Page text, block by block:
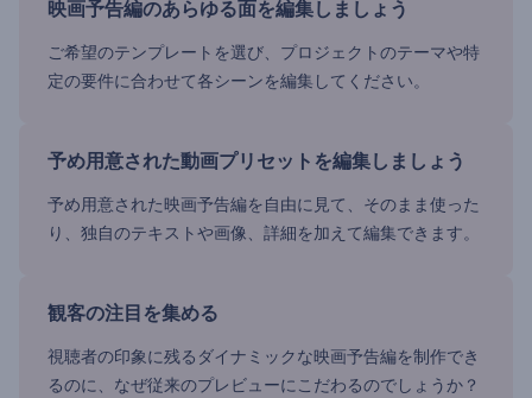
映画予告編のあらゆる面を編集しましょう
ご希望のテンプレートを選び、プロジェクトのテーマや特
定の要件に合わせて各シーンを編集してください。
予め用意された動画プリセットを編集しましょう
予め用意された映画予告編を自由に見て、そのまま使った
り、独自のテキストや画像、詳細を加えて編集できます。
観客の注目を集める
視聴者の印象に残るダイナミックな映画予告編を制作でき
るのに、なぜ従来のプレビューにこだわるのでしょうか？